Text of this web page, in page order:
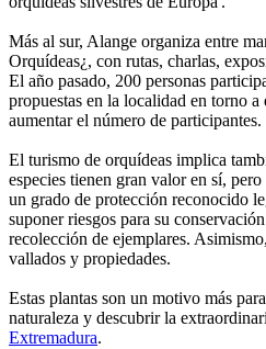
Más al sur, Alange organiza entre
Orquídeas¿, con rutas, charlas,
El año pasado, 200 personas
propuestas en la localidad en torno a
aumentar el número de participantes.
El turismo de orquídeas implica
especies tienen gran valor en sí,
un grado de protección reconocido
suponer riesgos para su
recolección de ejemplares.
vallados y propiedades.
Estas plantas son un motivo más
naturaleza y descubrir la
Extremadura.